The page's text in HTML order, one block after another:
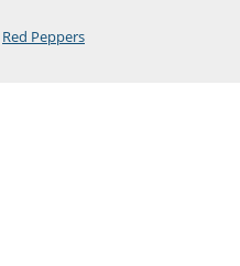
Red Peppers